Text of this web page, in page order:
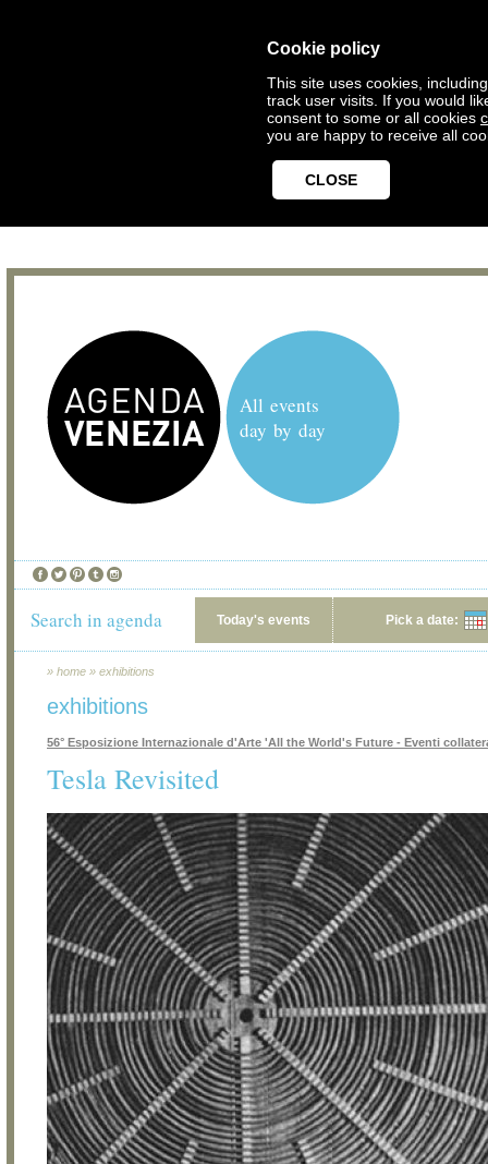
Cookie policy
This site uses cookies,
track user visits. If you would
consent to some or all cookies
you are happy to receive all
CLOSE
All events
day by day
Search in agenda Today's events Pick a date:
» home » exhibitions
exhibitions
56° Esposizione Internazionale d'Arte 'All the World's Future - Eventi
Tesla Revisited